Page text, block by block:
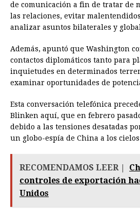
de comunicación a fin de tratar de
las relaciones, evitar
analizar asuntos bilaterales y
Además, apuntó que Washington
contactos diplomáticos tanto para
inquietudes en determinados
examinar oportunidades de
Esta conversación telefónica
Blinken aquí, que en febrero
debido a las tensiones desatadas
un globo-espía de China a los
RECOMENDAMOS LEER |
controles de exportación
Unidos